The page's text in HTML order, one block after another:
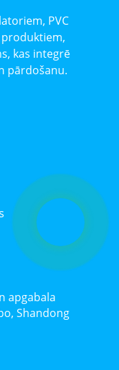
PVC
kas integrē
pārdošanu.
apgabala
Shandong